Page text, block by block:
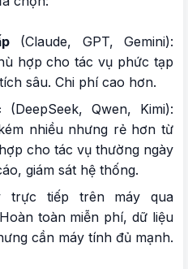
(Claude, GPT, Gemini):
hợp cho tác vụ phức tạp
sâu. Chi phí cao hơn.
(DeepSeek, Qwen, Kimi):
nhiều nhưng rẻ hơn từ
cho tác vụ thường ngày
giám sát hệ thống.
trực tiếp trên máy qua
toàn miễn phí, dữ liệu
cần máy tính đủ mạnh.